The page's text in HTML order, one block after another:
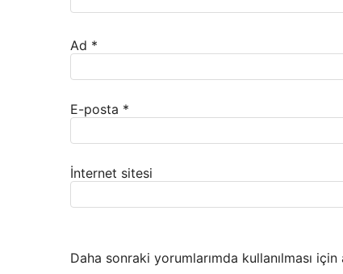
Ad *
E-posta *
İnternet sitesi
Daha sonraki yorumlarımda kullanılması